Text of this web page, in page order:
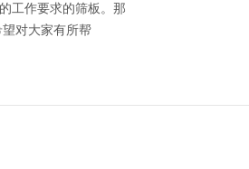
工作要求的筛板。那
对大家有所帮